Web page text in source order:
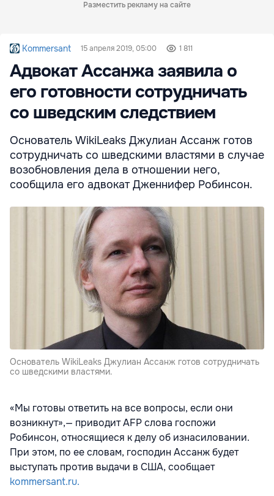
Разместить рекламу на сайте
Kommersant 15 апреля 2019, 05:00 1 811
Адвокат Ассанжа заявила о
его готовности сотрудничать
со шведским следствием
Основатель WikiLeaks Джулиан Ассанж готов
сотрудничать со шведскими властями в случае
возобновления дела в отношении него,
сообщила его адвокат Дженнифер Робинсон.
Основатель WikiLeaks Джулиан Ассанж готов сотрудничать
со шведскими властями.
«Мы готовы ответить на все вопросы, если они
возникнут»,— приводит AFP слова госпожи
Робинсон, относящиеся к делу об изнасиловании.
При этом, по ее словам, господин Ассанж будет
выступать против выдачи в США, сообщает
kommersant.ru.